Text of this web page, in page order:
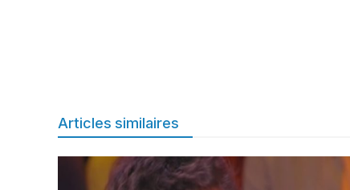
Articles similaires